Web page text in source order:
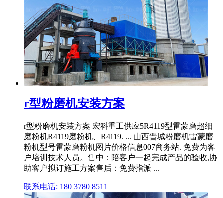
r型粉磨机安装方案
r型粉磨机安装方案 宏科重工供应5R4119型雷蒙磨超细
磨粉机R4119磨粉机、R4119. ... 山西晋城粉磨机雷蒙磨
粉机型号雷蒙磨粉机图片价格信息007商务站. 免费为客
户培训技术人员。售中：陪客户一起完成产品的验收,协
助客户拟订施工方案售后：免费指派 ...
联系电话: 180 3780 8511